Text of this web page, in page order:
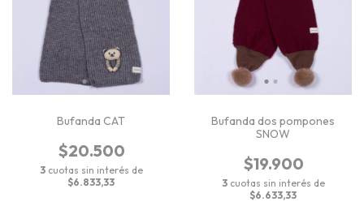
Bufanda CAT
$20.500
3 cuotas sin interés de
$6.833,33
Bufanda dos pompones
SNOW
$19.900
3 cuotas sin interés de
$6.633,33